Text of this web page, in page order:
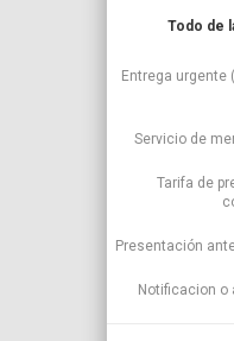
Todo de
Entrega urgente
Servicio de
Tarifa de
Presentación
Notificacion o